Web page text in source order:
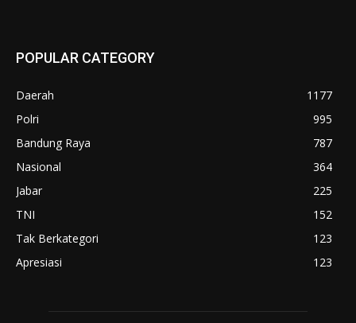
POPULAR CATEGORY
Daerah
1177
Polri
995
Bandung Raya
787
Nasional
364
Jabar
225
TNI
152
Tak Berkategori
123
Apresiasi
123